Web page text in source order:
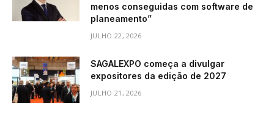
menos conseguidas com software de
planeamento”
JULHO 22, 2026
SAGALEXPO começa a divulgar
expositores da edição de 2027
JULHO 21, 2026